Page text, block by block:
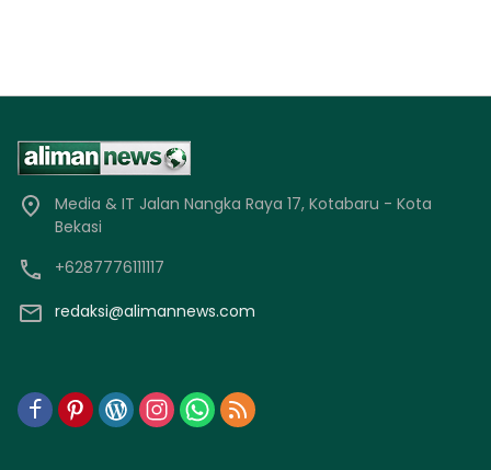
Media & IT Jalan Nangka Raya 17, Kotabaru - Kota
Bekasi
+6287776111117
redaksi@alimannews.com